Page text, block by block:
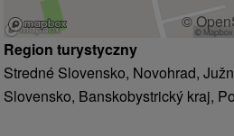
©
Region turystyczny
Stredné Slovensko, Novohrad,
Slovensko, Banskobystrický kraj,